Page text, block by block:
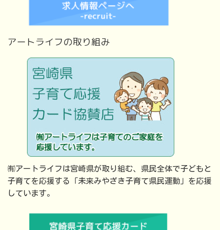
アートライフの取り組み
㈲アートライフは宮崎県が取り組む、県民全体で子どもと
子育てを応援する「未来みやざき子育て県民運動」を応援
しています。